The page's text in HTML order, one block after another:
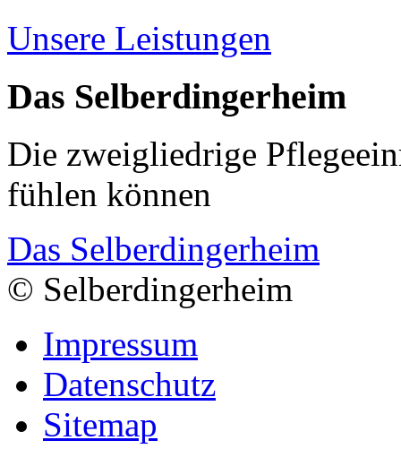
Unsere Leistungen
Das Selberdingerheim
Die zweigliedrige
fühlen können
Das Selberdingerheim
© Selberdingerheim
Impressum
Datenschutz
Sitemap